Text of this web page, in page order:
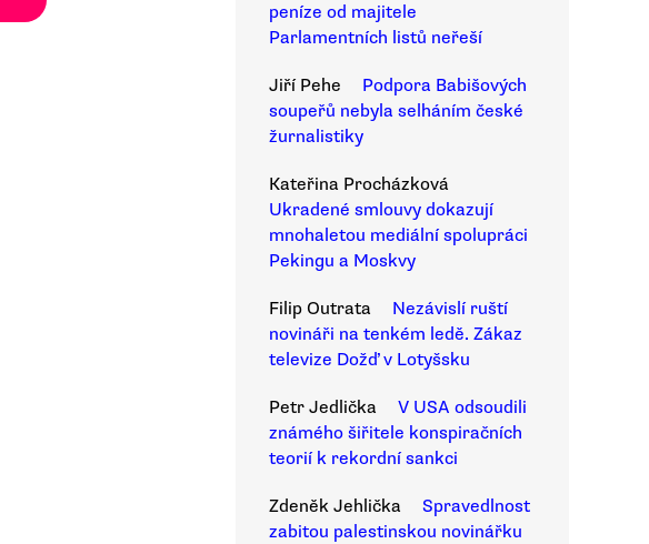
peníze od majitele
Parlamentních listů neřeší
Jiří Pehe
Podpora Babišových
soupeřů nebyla selháním české
žurnalistiky
Kateřina Procházková
Ukradené smlouvy dokazují
mnohaletou mediální spolupráci
Pekingu a Moskvy
Filip Outrata
Nezávislí ruští
novináři na tenkém ledě. Zákaz
televize Dožď v Lotyšsku
Petr Jedlička
V USA odsoudili
známého šiřitele konspiračních
teorií k rekordní sankci
Zdeněk Jehlička
Spravedlnost
zabitou palestinskou novinářku